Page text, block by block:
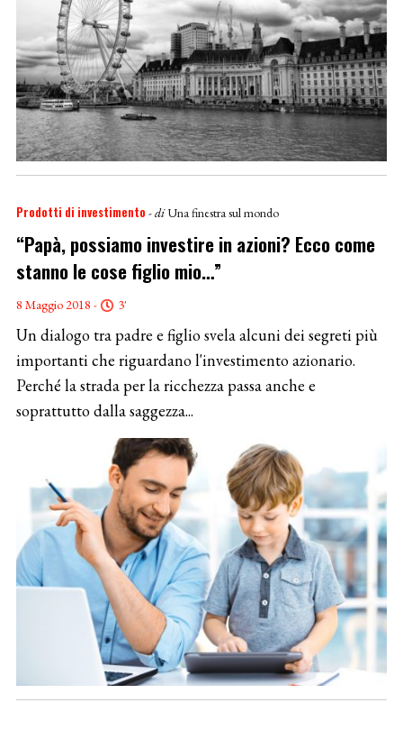
Prodotti di investimento - diUna finestra sul mondo
“Papà, possiamo investire in azioni? Ecco come
stanno le cose figlio mio…”
8 Maggio 2018 - 3'
Un dialogo tra padre e figlio svela alcuni dei segreti più
importanti che riguardano l'investimento azionario.
Perché la strada per la ricchezza passa anche e
soprattutto dalla saggezza...